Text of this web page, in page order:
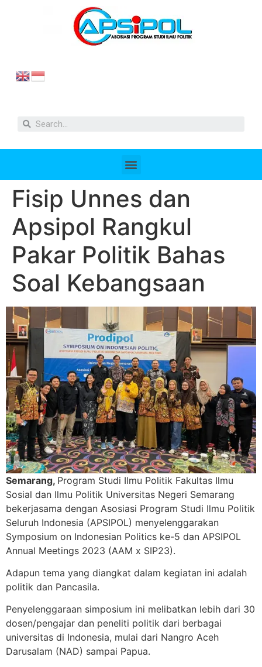
Fisip Unnes dan
Apsipol Rangkul
Pakar Politik Bahas
Soal Kebangsaan
Semarang, Program Studi Ilmu Politik Fakultas Ilmu
Sosial dan Ilmu Politik Universitas Negeri Semarang
bekerjasama dengan Asosiasi Program Studi Ilmu Politik
Seluruh Indonesia (APSIPOL) menyelenggarakan
Symposium on Indonesian Politics ke-5 dan APSIPOL
Annual Meetings 2023 (AAM x SIP23).
Adapun tema yang diangkat dalam kegiatan ini adalah
politik dan Pancasila.
Penyelenggaraan simposium ini melibatkan lebih dari 30
dosen/pengajar dan peneliti politik dari berbagai
universitas di Indonesia, mulai dari Nangro Aceh
Darusalam (NAD) sampai Papua.